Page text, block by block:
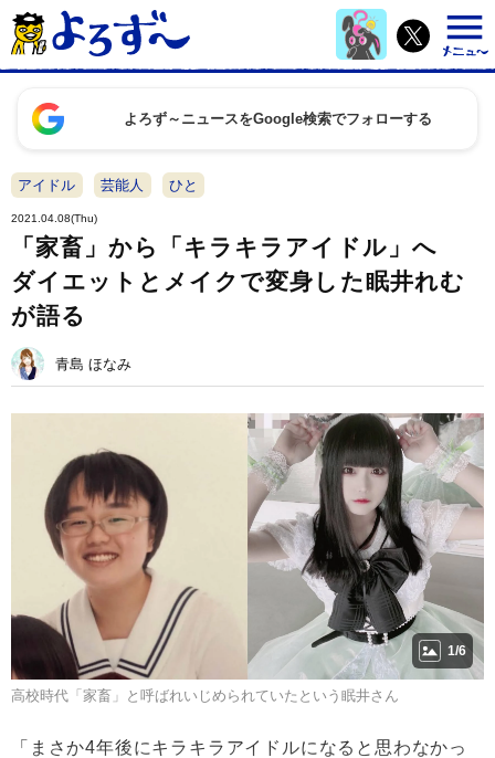
よろず～ニュースをGoogle検索でフォローする
アイドル 芸能人 ひと
2021.04.08(Thu)
「家畜」から「キラキラアイドル」へ
ダイエットとメイクで変身した眠井れむ
が語る
青島 ほなみ
1/6
高校時代「家畜」と呼ばれいじめられていたという眠井さん
「まさか4年後にキラキラアイドルになると思わなかっ